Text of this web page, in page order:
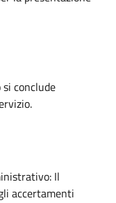
conclude
Il
accertamenti